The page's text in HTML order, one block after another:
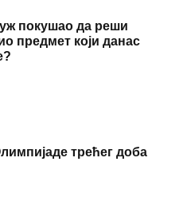
покушао да реши
предмет који данас
трећег доба